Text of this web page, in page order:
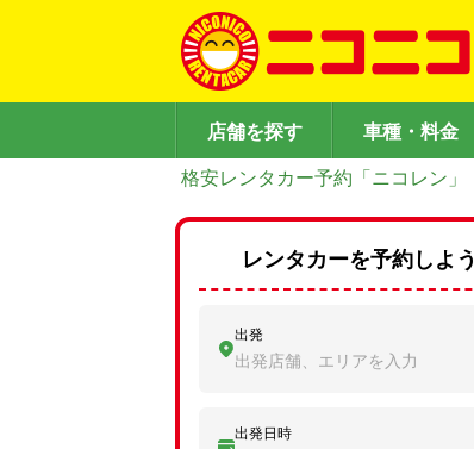
店舗を探す 車種・料金
格安レンタカー予約「ニコレン」
レンタカーを予約しよう
出発
出発店舗、エリアを入力
出発日時